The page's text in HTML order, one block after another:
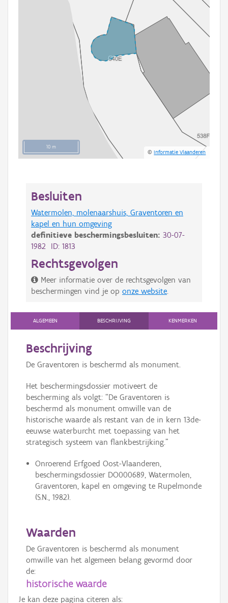
10 m
©Informatie Vlaanderen
Besluiten
Watermolen, molenaarshuis, Graventoren en
kapel en hun omgeving
definitieve beschermingsbesluiten: 30-07-
1982 ID: 1813
Rechtsgevolgen
Meer informatie over de rechtsgevolgen van
beschermingen vind je op onze website.
ALGEMEEN BESCHRIJVING KENMERKEN
Beschrijving
De Graventoren is beschermd als monument.
Het beschermingsdossier motiveert de
bescherming als volgt: “De Graventoren is
beschermd als monument omwille van de
historische waarde als restant van de in kern 13de-
eeuwse waterburcht met toepassing van het
strategisch systeem van flankbestrijking.”
Onroerend Erfgoed Oost-Vlaanderen,
beschermingsdossier DO000689, Watermolen,
Graventoren, kapel en omgeving te Rupelmonde
(S.N., 1982).
Waarden
De Graventoren is beschermd als monument
omwille van het algemeen belang gevormd door
de:
historische waarde
Je kan deze pagina citeren als: